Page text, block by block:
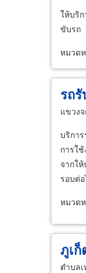
ให้บริ
ขับรถ
หมวด
รถ
แขวง
บริกา
การใ
จากใ
รอบต่
หมวด
ภูเ
ตำบล